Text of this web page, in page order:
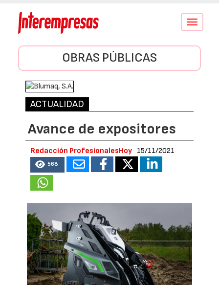
Conmutar
OBRAS PÚBLICAS
ACTUALIDAD
Avance de expositores
Redacción ProfesionalesHoy 15/11/2021
568